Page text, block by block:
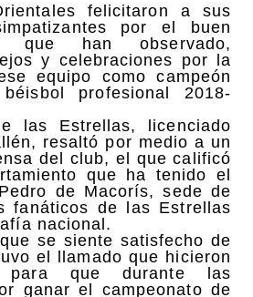
felicitaron a sus
por el buen
que han observado,
y celebraciones por la
equipo como campeón
profesional 2018-
las Estrellas, licenciado
resaltó por medio a un
del club, el que calificó
que ha tenido el
de Macorís, sede de
fanáticos de las Estrellas
nacional.
se siente satisfecho de
el llamado que hicieron
para que durante las
ganar el campeonato de